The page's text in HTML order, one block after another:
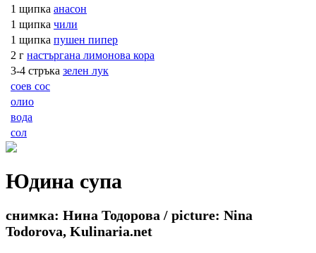
1 щипка анасон
1 щипка чили
1 щипка пушен пипер
2 г настъргана лимонова кора
3-4 стръка зелен лук
соев сос
олио
вода
сол
Юдина супа
снимка: Нина Тодорова / picture: Nina
Todorova, Kulinaria.net